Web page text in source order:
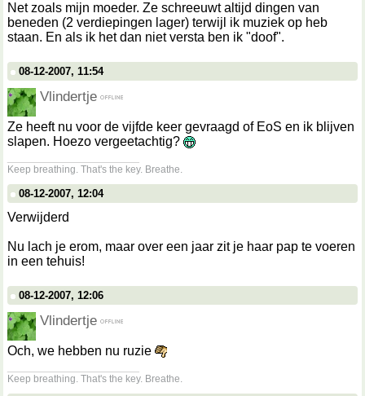
Net zoals mijn moeder. Ze schreeuwt altijd dingen van
beneden (2 verdiepingen lager) terwijl ik muziek op heb
staan. En als ik het dan niet versta ben ik "doof".
08-12-2007, 11:54
Vlindertje
Ze heeft nu voor de vijfde keer gevraagd of EoS en ik blijven
slapen. Hoezo vergeetachtig?
Keep breathing. That's the key. Breathe.
08-12-2007, 12:04
Verwijderd
Nu lach je erom, maar over een jaar zit je haar pap te voeren
in een tehuis!
08-12-2007, 12:06
Vlindertje
Och, we hebben nu ruzie
Keep breathing. That's the key. Breathe.